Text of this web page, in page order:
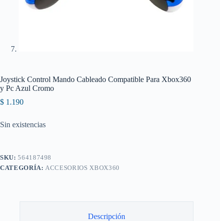
Joystick Control Mando Cableado Compatible Para Xbox360
y Pc Azul Cromo
$ 1.190
Sin existencias
SKU:564187498
CATEGORÍA:ACCESORIOS XBOX360
Descripción